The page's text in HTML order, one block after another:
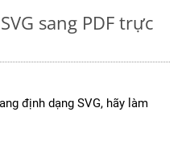
sang PDF trực
định dạng SVG, hãy làm